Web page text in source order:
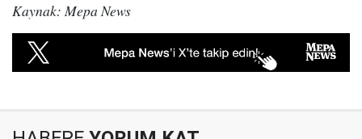
Kaynak: Mepa News